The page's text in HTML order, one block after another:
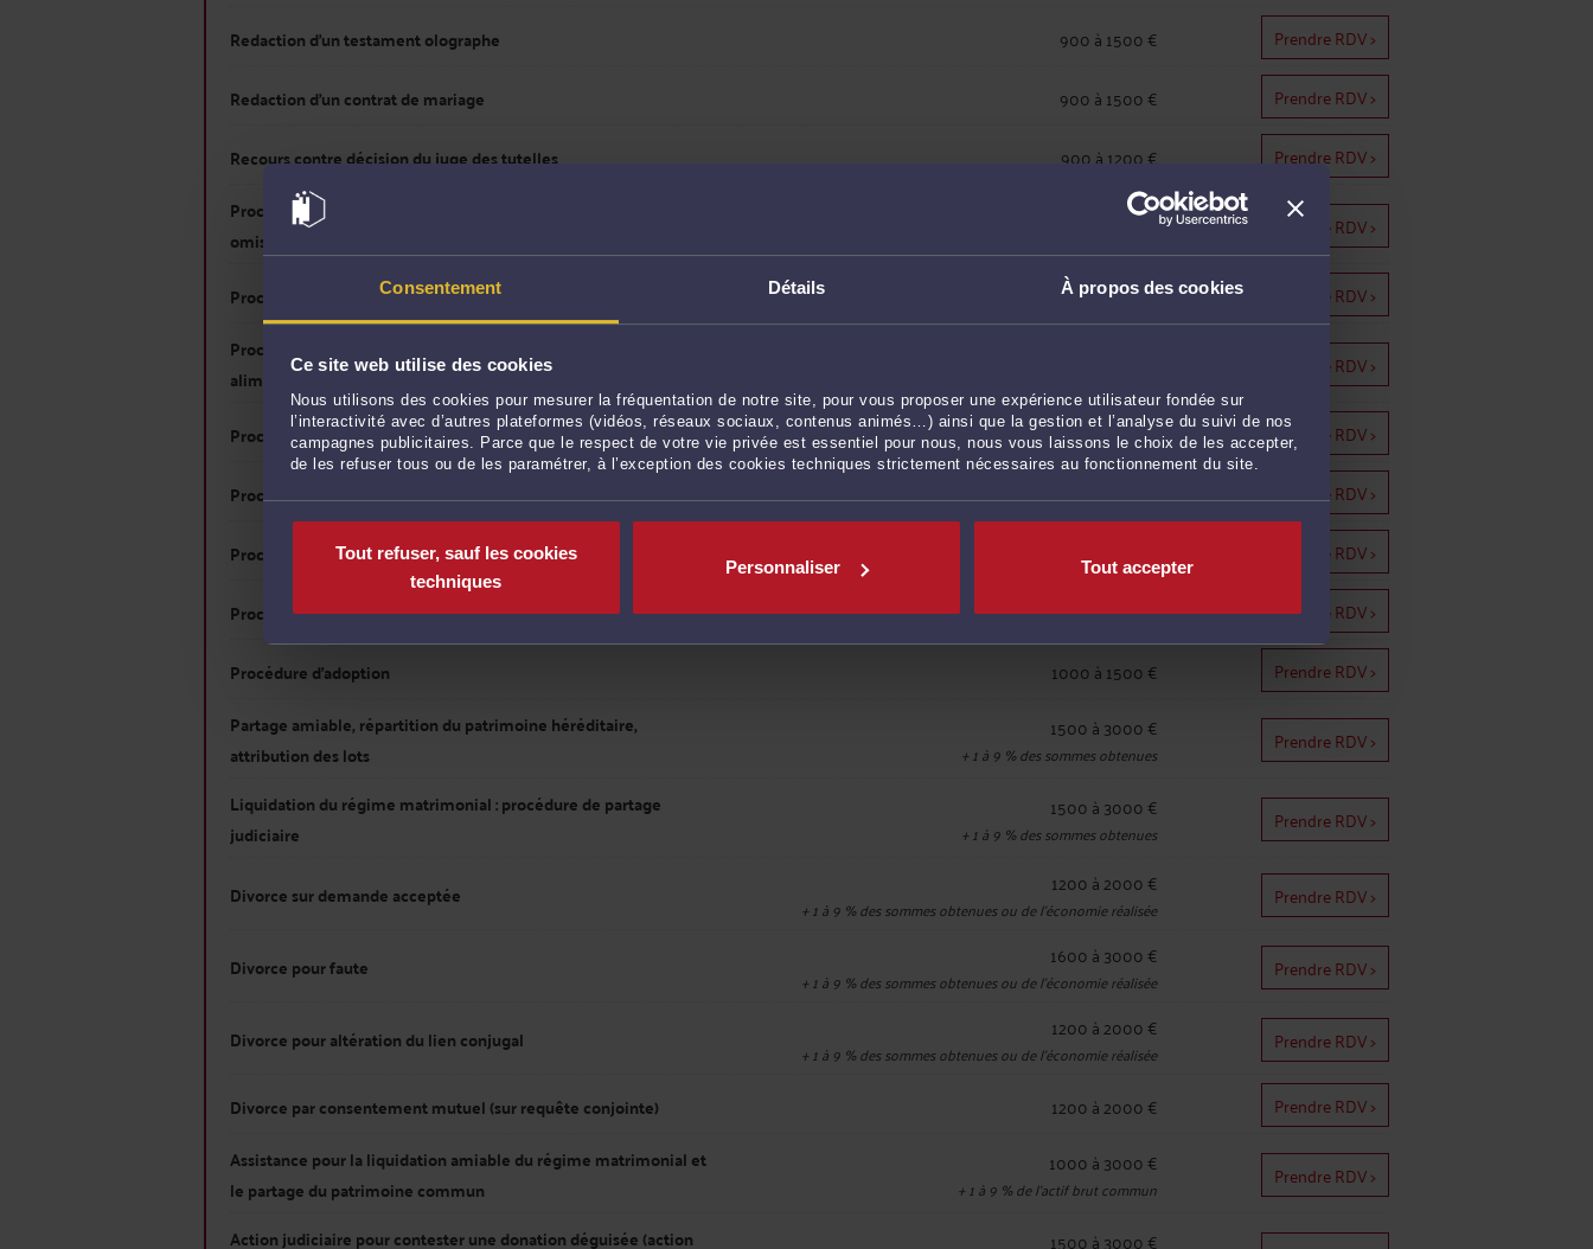
Consentement Détails À propos des cookies
Ce site web utilise des cookies
Nous utilisons des cookies pour mesurer la fréquentation de notre site, pour vous proposer une expérience utilisateur fondée sur
l’interactivité avec d’autres plateformes (vidéos, réseaux sociaux, contenus animés…) ainsi que la gestion et l’analyse du suivi de nos
campagnes publicitaires. Parce que le respect de votre vie privée est essentiel pour nous, nous vous laissons le choix de les accepter,
de les refuser tous ou de les paramétrer, à l’exception des cookies techniques strictement nécessaires au fonctionnement du site.
Tout refuser, sauf les cookies
techniques
Personnaliser Tout accepter
Redaction d'un testament olographe 900 à 1500 € Prendre RDV >
Redaction d'un contrat de mariage 900 à 1500 € Prendre RDV >
Recours contre décision du juge des tutelles 900 à 1200 € Prendre RDV >
Procédure pour rectifier un acte d'état civil erroné ou avec des
omissions
900 à 1200 € Prendre RDV >
Procédure pour obtenir ou modifier la garde des enfants 900 à 1200 € Prendre RDV >
Procédure pour demander ou revaloriser une pension
alimentaire
Prendre RDV >
Procédure pour changer de prénom à l'état civil 1000 à 2000 € Prendre RDV >
Procédure pour changer de nom de famille à l'état civil 1000 à 2000 € Prendre RDV >
Procédure de demande de mise sous tutelle ou curatelle 1000 à 1500 € Prendre RDV >
Procédure d'annulation de mariage 1500 à 3000 € Prendre RDV >
Procédure d'adoption 1000 à 1500 € Prendre RDV >
Partage amiable, répartition du patrimoine héréditaire,
attribution des lots
1500 à 3000 €
+1 à 9 % des sommes obtenues Prendre RDV >
Liquidation du régime matrimonial : procédure de partage
judiciaire
1500 à 3000 €
+1 à 9 % des sommes obtenues Prendre RDV >
Divorce sur demande acceptée 1200 à 2000 €
+1 à 9 % des sommes obtenues ou de l'économie réalisée Prendre RDV >
Divorce pour faute 1600 à 3000 €
+1 à 9 % des sommes obtenues ou de l'économie réalisée Prendre RDV >
Divorce pour altération du lien conjugal 1200 à 2000 €
+1 à 9 % des sommes obtenues ou de l'économie réalisée Prendre RDV >
Divorce par consentement mutuel (sur requête conjointe) 1200 à 2000 € Prendre RDV >
Assistance pour la liquidation amiable du régime matrimonial et
le partage du patrimoine commun
1000 à 3000 €
+1 à 9 % de l'actif brut commun Prendre RDV >
Action judiciaire pour contester une donation déguisée (action 1500 à 3000 €